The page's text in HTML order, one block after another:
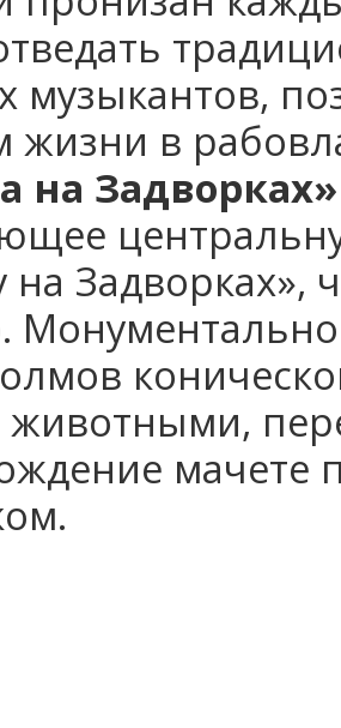
музыкантов,
жизни в
на Задворках»
на Задворках»,
мачете